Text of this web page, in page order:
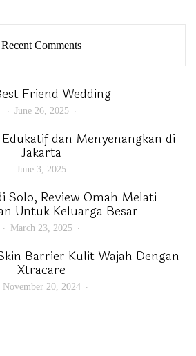
Recent Comments
Friend Wedding
June 26, 2025
dan Menyenangkan di
Jakarta
June 3, 2025
Solo, Review Omah Melati
Untuk Keluarga Besar
March 23, 2025
Barrier Kulit Wajah Dengan
Xtracare
November 20, 2024